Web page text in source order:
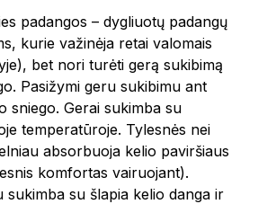
padangos – dygliuotų padangų
kurie važinėja retai valomais
bet nori turėti gerą sukibimą
Pasižymi geru sukibimu ant
sniego. Gerai sukimba su
temperatūroje. Tylesnės nei
absorbuoja kelio paviršiaus
komfortas vairuojant).
sukimba su šlapia kelio danga ir